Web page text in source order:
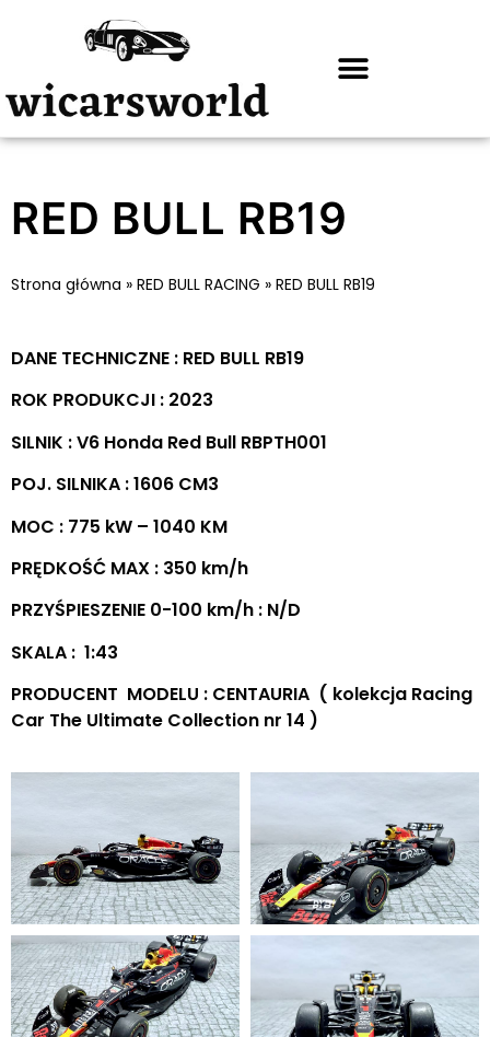
RED BULL RB19
Strona główna » RED BULL RACING » RED BULL RB19
DANE TECHNICZNE : RED BULL RB19
ROK PRODUKCJI : 2023
SILNIK : V6 Honda Red Bull RBPTH001
POJ. SILNIKA : 1606 CM3
MOC : 775 kW – 1040 KM
PRĘDKOŚĆ MAX : 350 km/h
PRZYŚPIESZENIE 0-100 km/h : N/D
SKALA : 1:43
PRODUCENT MODELU : CENTAURIA ( kolekcja Racing
Car The Ultimate Collection nr 14 )